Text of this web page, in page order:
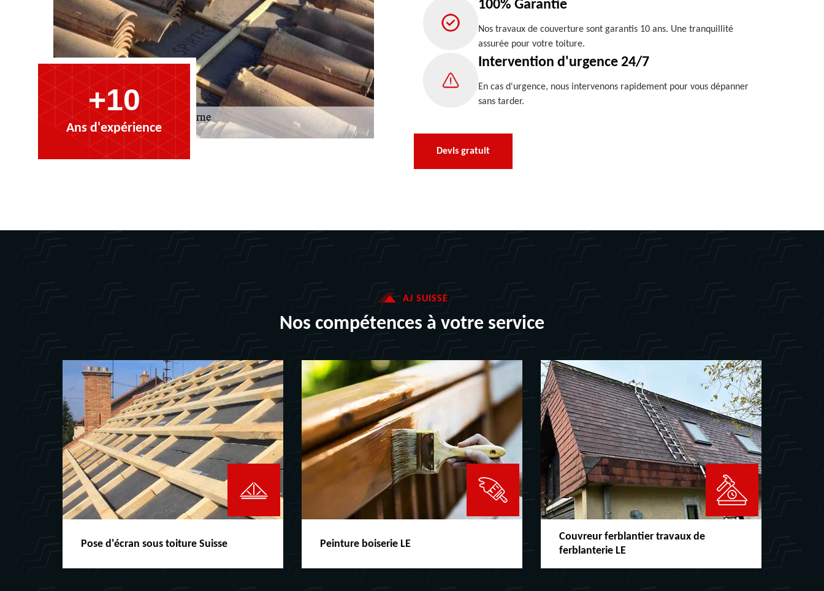
+10
Ans d'expérience
100% Garantie
Nos travaux de couverture sont garantis 10 ans. Une tranquillité
assurée pour votre toiture.
Intervention d'urgence 24/7
En cas d'urgence, nous intervenons rapidement pour vous dépanner
sans tarder.
Devis gratuit
AJ SUISSE
Nos compétences à votre service
Pose d'écran sous toiture Suisse Peinture boiserie LE
Couvreur ferblantier travaux de
ferblanterie LE